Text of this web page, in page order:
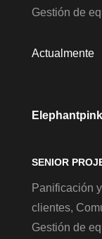
Gestión de
Actualmente
Elephantpink
SENIOR
Panificación
clientes,
Gestión de